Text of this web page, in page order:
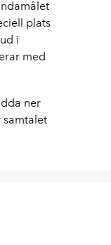
plats
i
med
ner
samtalet